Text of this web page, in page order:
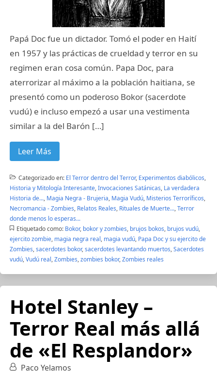
Papá Doc fue un dictador. Tomó el poder en Haití
en 1957 y las prácticas de crueldad y terror en su
regimen eran cosa común. Papa Doc, para
aterrorizar al máximo a la población haitiana, se
presentó como un poderoso Bokor (sacerdote
vudú) e incluso empezó a usar una vestimenta
similar a la del Barón […]
Leer Más
Categorizado en: El Terror dentro del Terror, Experimentos diabólicos,
Historia y Mitología Interesante,Invocaciones Satánicas, La verdadera
Historia de..., Magia Negra - Brujeria, Magia Vudú, Misterios Terroríficos,
Necromancia - Zombies, Relatos Reales, Rituales de Muerte...,Terror
donde menos lo esperas...
Etiquetado como: Bokor, bokor y zombies, brujos bokos, brujos vudú,
ejercito zombie, magia negra real, magia vudú, Papa Doc y su ejercito de
Zombies,sacerdotes bokor,sacerdotes levantando muertos,Sacerdotes
vudú,Vudú real,Zombies,zombies bokor,Zombies reales
Hotel Stanley –
Terror Real más allá
de «El Resplandor»
Paco Yelamos